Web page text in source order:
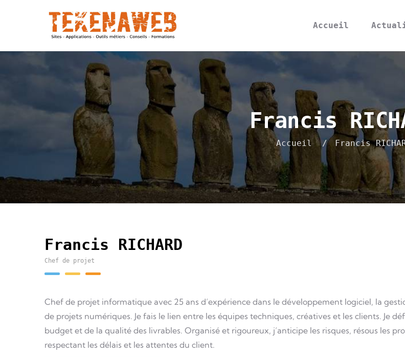
Accueil
Francis
Accueil / Francis
Francis RICHARD
Chef de projet
Chef de projet informatique avec 25 ans d’expérience dans le développement logiciel, la
de projets numériques. Je fais le lien entre les équipes techniques, créatives et les clients. Je
budget et de la qualité des livrables. Organisé et rigoureux, j’anticipe les risques, résous les
respectant les délais et les attentes du client.